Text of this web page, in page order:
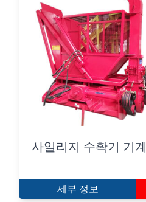
사일리지 수확기 기계
세부 정보